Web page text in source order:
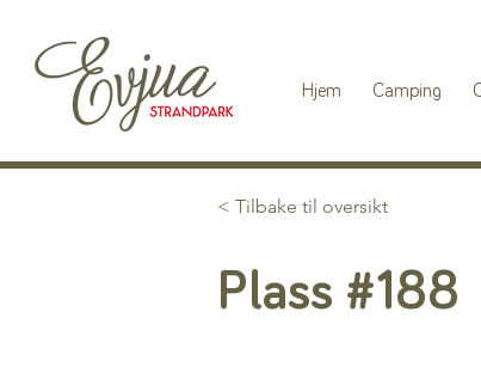
Hjem Camping
< Tilbake til oversikt
Plass #188